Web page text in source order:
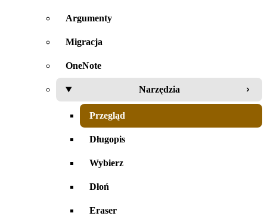
Argumenty
Migracja
OneNote
Narzędzia
Przegląd
Długopis
Wybierz
Dłoń
Eraser